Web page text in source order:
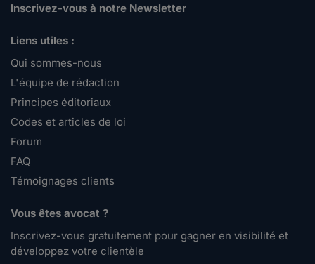
Inscrivez-vous à notre Newsletter
Liens utiles :
Qui sommes-nous
L'équipe de rédaction
Principes éditoriaux
Codes et articles de loi
Forum
FAQ
Témoignages clients
Vous êtes avocat ?
Inscrivez-vous gratuitement pour gagner en visibilité et
développez votre clientèle